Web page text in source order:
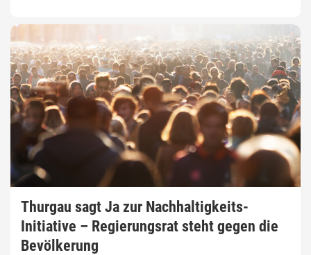
Thurgau sagt Ja zur Nachhaltigkeits-
Initiative – Regierungsrat steht gegen die
Bevölkerung